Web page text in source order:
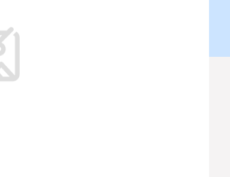
potrebu prípravy na zrážky a